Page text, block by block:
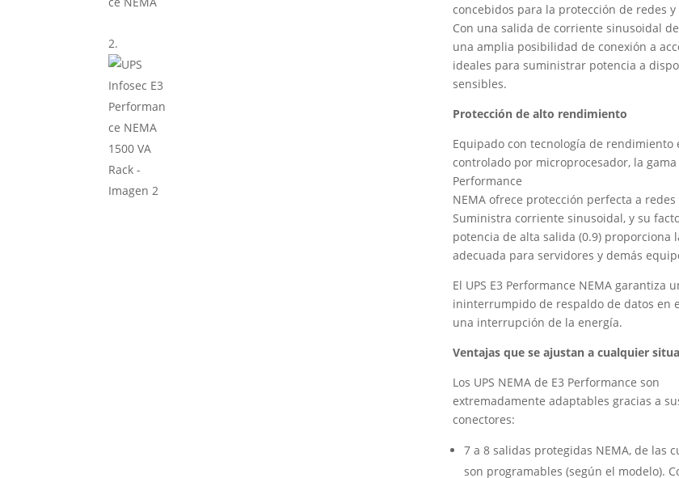
concebidos para la protección de redes y
Con una salida de corriente sinusoidal
una amplia posibilidad de conexión a
ideales para suministrar potencia a
sensibles.
Protección de alto rendimiento
Equipado con tecnología de rendimiento
controlado por microprocesador, la gama
Performance
NEMA ofrece protección perfecta a redes
Suministra corriente sinusoidal, y su
potencia de alta salida (0.9) proporciona
adecuada para servidores y demás
El UPS E3 Performance NEMA garantiza
ininterrumpido de respaldo de datos en
una interrupción de la energía.
Ventajas que se ajustan a cualquier
Los UPS NEMA de E3 Performance son
extremadamente adaptables gracias a
conectores:
7 a 8 salidas protegidas NEMA, de las
son programables (según el modelo).